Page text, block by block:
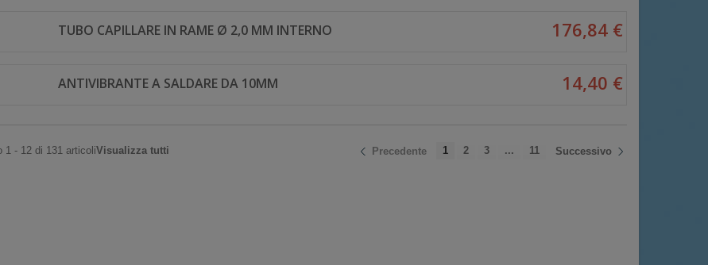
TUBO CAPILLARE IN RAME Ø 2,0 MM INTERNO 176,84 €
ANTIVIBRANTE A SALDARE DA 10MM 14,40 €
Precedente 1 2 3 ... 11 Successivo
1 - 12 di 131 articoliVisualizza tutti